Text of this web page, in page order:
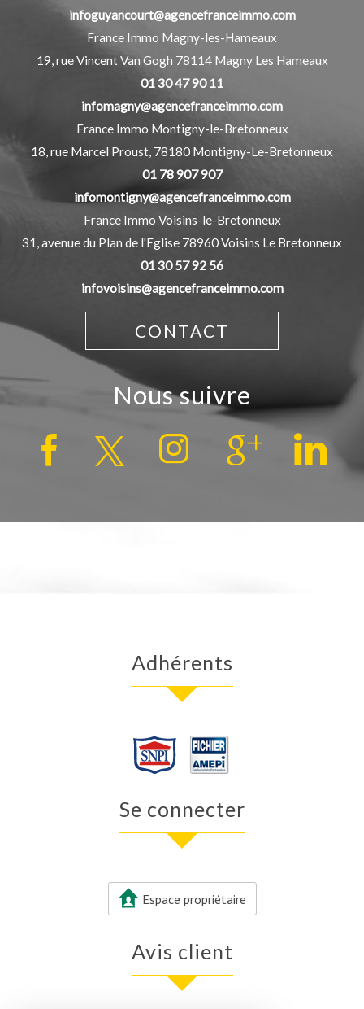
infoguyancourt@agencefranceimmo.com
France Immo Magny-les-Hameaux
19, rue Vincent Van Gogh 78114 Magny Les Hameaux
01 30 47 90 11
infomagny@agencefranceimmo.com
France Immo Montigny-le-Bretonneux
18, rue Marcel Proust, 78180 Montigny-Le-Bretonneux
01 78 907 907
infomontigny@agencefranceimmo.com
France Immo Voisins-le-Bretonneux
31, avenue du Plan de l'Eglise 78960Voisins Le Bretonneux
01 30 57 92 56
infovoisins@agencefranceimmo.com
CONTACT
nous suivre
adhérents
se connecter
Espace propriétaire
avis client